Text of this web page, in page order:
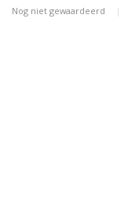
Nog niet gewaardeerd |